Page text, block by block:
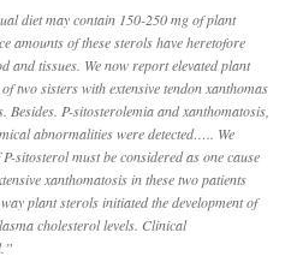
diet may contain 150-250 mg of plant
amounts of these sterols have heretofore
and tissues. We now report elevated plant
two sisters with extensive tendon xanthomas
P-sitosterolemia and xanthomatosis,
abnormalities were detected….. We
sitosterol must be considered as one cause
xanthomatosis in these two patients
plant sterols initiated the development of
cholesterol levels. Clinical